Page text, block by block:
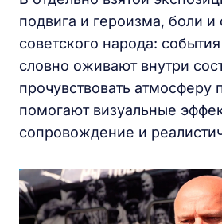
подвига и героизма, боли и
советского народа:
словно оживают внутри
прочувствовать атмосферу
помогают визуальные
сопровождение и